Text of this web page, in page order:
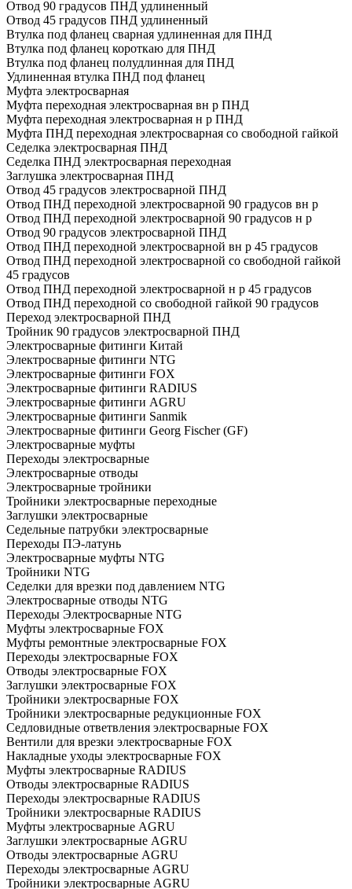
Отвод 90 градусов ПНД удлиненный
Отвод 45 градусов ПНД удлиненный
Втулка под фланец сварная удлиненная для ПНД
Втулка под фланец короткаю для ПНД
Втулка под фланец полудлинная для ПНД
Удлиненная втулка ПНД под фланец
Муфта электросварная
Муфта переходная электросварная вн р ПНД
Муфта переходная электросварная н р ПНД
Муфта ПНД переходная электросварная со свободной гайкой
Седелка электросварная ПНД
Седелка ПНД электросварная переходная
Заглушка электросварная ПНД
Отвод 45 градусов электросварной ПНД
Отвод ПНД переходной электросварной 90 градусов вн р
Отвод ПНД переходной электросварной 90 градусов н р
Отвод 90 градусов электросварной ПНД
Отвод ПНД переходной электросварной вн р 45 градусов
Отвод ПНД переходной электросварной со свободной гайкой
45 градусов
Отвод ПНД переходной электросварной н р 45 градусов
Отвод ПНД переходной со свободной гайкой 90 градусов
Переход электросварной ПНД
Тройник 90 градусов электросварной ПНД
Электросварные фитинги Китай
Электросварные фитинги NTG
Электросварные фитинги FOX
Электросварные фитинги RADIUS
Электросварные фитинги AGRU
Электросварные фитинги Sanmik
Электросварные фитинги Georg Fischer (GF)
Электросварные муфты
Переходы электросварные
Электросварные отводы
Электросварные тройники
Тройники электросварные переходные
Заглушки электросварные
Седельные патрубки электросварные
Переходы ПЭ-латунь
Электросварные муфты NTG
Тройники NTG
Седелки для врезки под давлением NTG
Электросварные отводы NTG
Переходы Электросварные NTG
Муфты электросварные FOX
Муфты ремонтные электросварные FOX
Переходы электросварные FOX
Отводы электросварные FOX
Заглушки электросварные FOX
Тройники электросварные FOX
Тройники электросварные редукционные FOX
Седловидные ответвления электросварные FOX
Вентили для врезки электросварные FOX
Накладные уходы электросварные FOX
Муфты электросварные RADIUS
Отводы электросварные RADIUS
Переходы электросварные RADIUS
Тройники электросварные RADIUS
Муфты электросварные AGRU
Заглушки электросварные AGRU
Отводы электросварные AGRU
Переходы электросварные AGRU
Тройники электросварные AGRU